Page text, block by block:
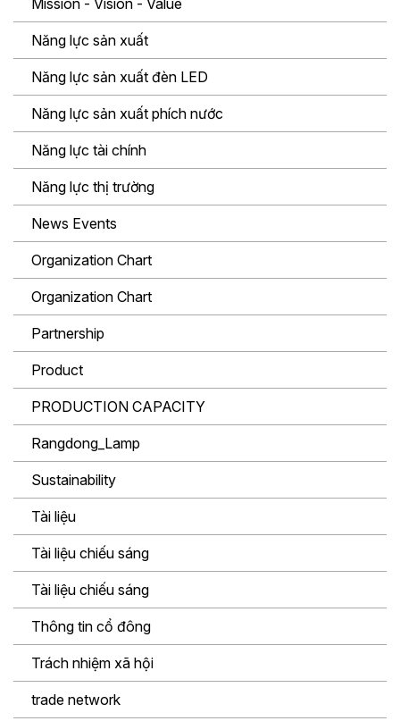
Mission - Vision - Value
Năng lực sản xuất
Năng lực sản xuất đèn LED
Năng lực sản xuất phích nước
Năng lực tài chính
Năng lực thị trường
News Events
Organization Chart
Organization Chart
Partnership
Product
PRODUCTION CAPACITY
Rangdong_Lamp
Sustainability
Tài liệu
Tài liệu chiếu sáng
Tài liệu chiếu sáng
Thông tin cổ đông
Trách nhiệm xã hội
trade network